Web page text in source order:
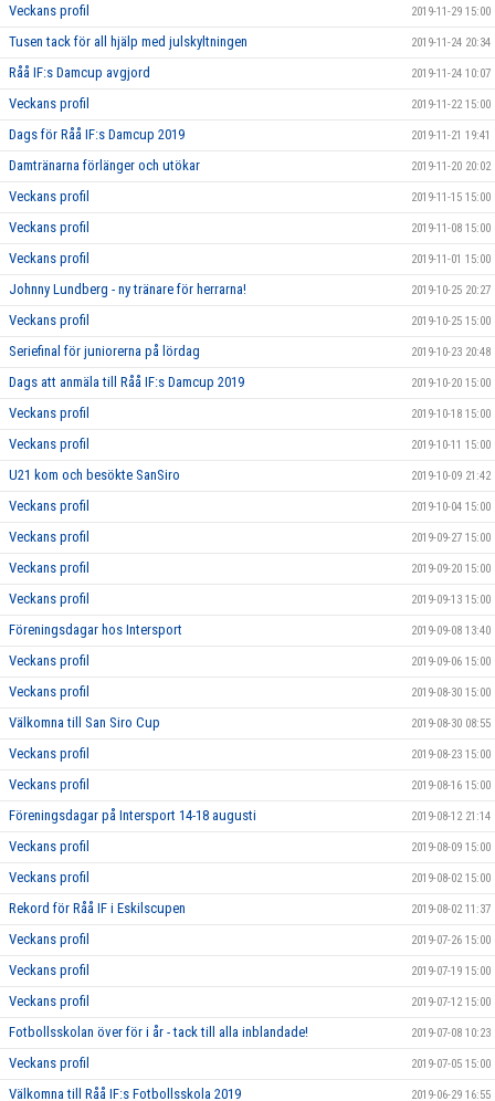
Veckans profil 2019-11-29 15:00
Tusen tack för all hjälp med julskyltningen 2019-11-24 20:34
Råå IF:s Damcup avgjord 2019-11-24 10:07
Veckans profil 2019-11-22 15:00
Dags för Råå IF:s Damcup 2019 2019-11-21 19:41
Damtränarna förlänger och utökar 2019-11-20 20:02
Veckans profil 2019-11-15 15:00
Veckans profil 2019-11-08 15:00
Veckans profil 2019-11-01 15:00
Johnny Lundberg - ny tränare för herrarna! 2019-10-25 20:27
Veckans profil 2019-10-25 15:00
Seriefinal för juniorerna på lördag 2019-10-23 20:48
Dags att anmäla till Råå IF:s Damcup 2019 2019-10-20 15:00
Veckans profil 2019-10-18 15:00
Veckans profil 2019-10-11 15:00
U21 kom och besökte SanSiro 2019-10-09 21:42
Veckans profil 2019-10-04 15:00
Veckans profil 2019-09-27 15:00
Veckans profil 2019-09-20 15:00
Veckans profil 2019-09-13 15:00
Föreningsdagar hos Intersport 2019-09-08 13:40
Veckans profil 2019-09-06 15:00
Veckans profil 2019-08-30 15:00
Välkomna till San Siro Cup 2019-08-30 08:55
Veckans profil 2019-08-23 15:00
Veckans profil 2019-08-16 15:00
Föreningsdagar på Intersport 14-18 augusti 2019-08-12 21:14
Veckans profil 2019-08-09 15:00
Veckans profil 2019-08-02 15:00
Rekord för Råå IF i Eskilscupen 2019-08-02 11:37
Veckans profil 2019-07-26 15:00
Veckans profil 2019-07-19 15:00
Veckans profil 2019-07-12 15:00
Fotbollsskolan över för i år - tack till alla inblandade! 2019-07-08 10:23
Veckans profil 2019-07-05 15:00
Välkomna till Råå IF:s Fotbollsskola 2019 2019-06-29 16:55